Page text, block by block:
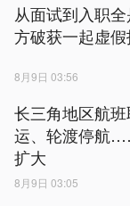
从面试到入职
方破获一起虚
8月9日 03:56
长三角地区航
运、轮渡停航
扩大
8月9日 03:05